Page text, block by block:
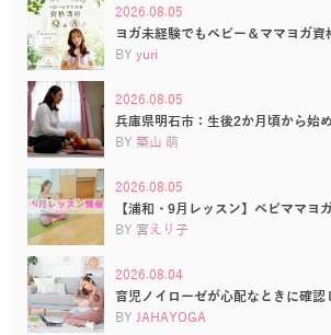
2026.08.05
ヨガ未経験でもベビー＆ママヨガ資
BY yuri
2026.08.05
兵庫県明石市：生後2か月頃から始
BY 築山 萌
2026.08.05
【浦和・9月レッスン】ベビママ
BY 宮えり子
2026.08.04
育児ノイローゼが心配なときに確
BY JAHAYOGA